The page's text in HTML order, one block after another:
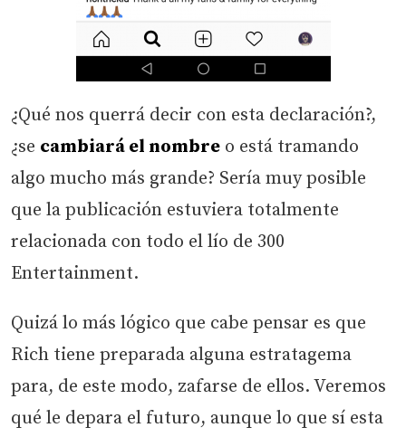
¿Qué nos querrá decir con esta declaración?,
¿se cambiará el nombre o está tramando
algo mucho más grande? Sería muy posible
que la publicación estuviera totalmente
relacionada con todo el lío de 300
Entertainment.
Quizá lo más lógico que cabe pensar es que
Rich tiene preparada alguna estratagema
para, de este modo, zafarse de ellos. Veremos
qué le depara el futuro, aunque lo que sí esta